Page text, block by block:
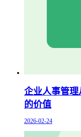
企业人事管
的价值
2026-02-24